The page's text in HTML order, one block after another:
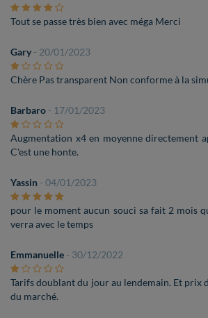
Tout se passe très bien avec méga Merci
Gary - 20/01/2023
Chère Pas transparent Non conforme à la
Barbaro - 17/01/2023
Augmentation x4 en moyenne directement
C'est une honte.
Yassin - 04/01/2023
pour le moment aucun souci sa fait 2 mois
verra avec le temps
Emmanuelle - 30/12/2022
Tarifs doublant du jour au lendemain. Et prix
du marché.